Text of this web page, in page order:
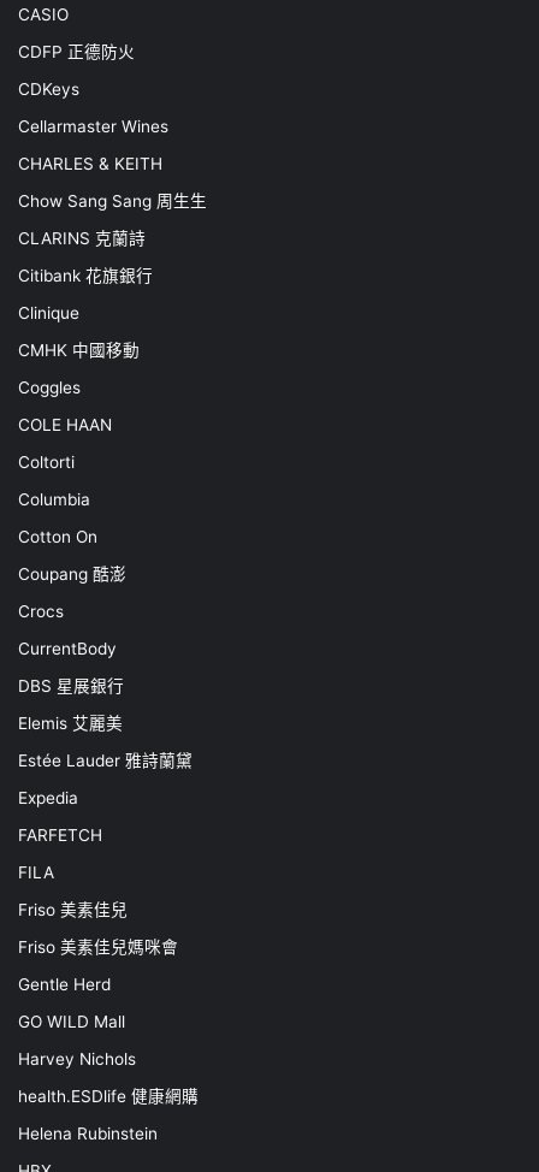
CASIO
CDFP 正德防火
CDKeys
Cellarmaster Wines
CHARLES & KEITH
Chow Sang Sang 周生生
CLARINS 克蘭詩
Citibank 花旗銀行
Clinique
CMHK 中國移動
Coggles
COLE HAAN
Coltorti
Columbia
Cotton On
Coupang 酷澎
Crocs
CurrentBody
DBS 星展銀行
Elemis 艾麗美
Estée Lauder 雅詩蘭黛
Expedia
FARFETCH
FILA
Friso 美素佳兒
Friso 美素佳兒媽咪會
Gentle Herd
GO WILD Mall
Harvey Nichols
health.ESDlife 健康網購
Helena Rubinstein